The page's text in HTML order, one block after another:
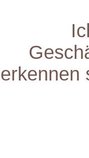
erkennen